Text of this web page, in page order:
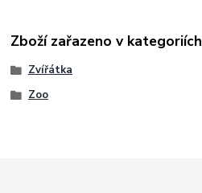
Zboží zařazeno v kategoriích
Zvířátka
Zoo